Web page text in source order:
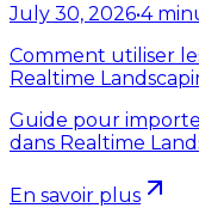
July 30, 2026•4
Comment utiliser
Realtime
Guide pour
dans Realtime
En savoir plus